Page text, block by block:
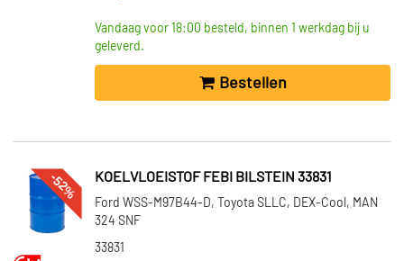
Vandaag voor 18:00 besteld, binnen 1 werkdag bij u
geleverd.
Bestellen
-52% KOELVLOEISTOF FEBI BILSTEIN 33831
Ford WSS-M97B44-D, Toyota SLLC, DEX-Cool, MAN
324 SNF
33831